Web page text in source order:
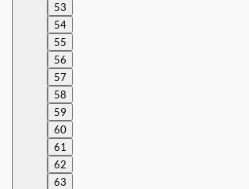
53
54
55
56
57
58
59
60
61
62
63